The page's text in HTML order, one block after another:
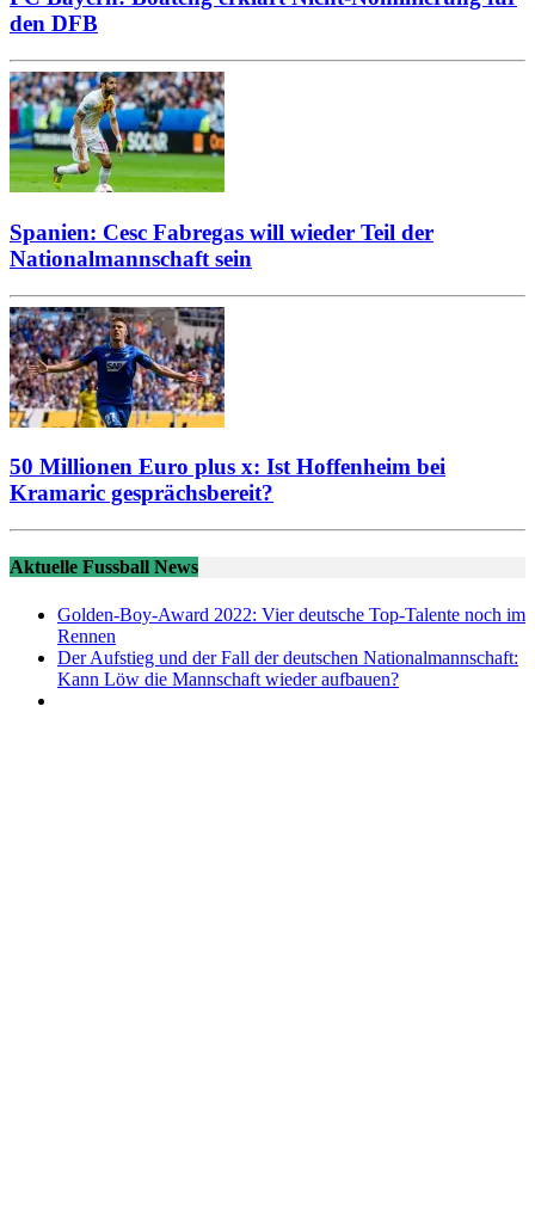
den DFB
Spanien: Cesc Fabregas will wieder Teil der
Nationalmannschaft sein
50 Millionen Euro plus x: Ist Hoffenheim bei
Kramaric gesprächsbereit?
Aktuelle Fussball News
Golden-Boy-Award 2022: Vier deutsche Top-Talente noch im
Rennen
Der Aufstieg und der Fall der deutschen Nationalmannschaft:
Kann Löw die Mannschaft wieder aufbauen?